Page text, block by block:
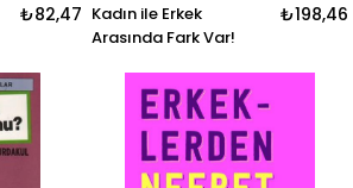
₺82,47 Kadın ile Erkek
Arasında Fark Var!
₺198,46